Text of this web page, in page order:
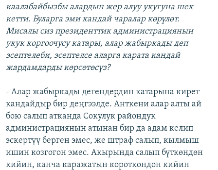
каалабайбызбы алардын жер алуу укугуна шек
кетти. Буларга эми кандай чаралар көрүлөт.
Мисалы сиз президенттик администрациянын
укук коргоочусу катары, алар жабыркады деп
эсептелеби, эсептелсе аларга карата кандай
жардамдарды көрсөтөсүз?
- Алар жабыркады дегендердин катарына кирет
кандайдыр бир деңгээлде. Анткени алар алты ай
бою салып атканда Сокулук райондук
администрациянын атынан бир да адам келип
эскертүү берген эмес, же штраф салып, кылмыш
ишин козгогон эмес. Акырында салып бүткөндөн
кийин, канча каражатын короткондон кийин